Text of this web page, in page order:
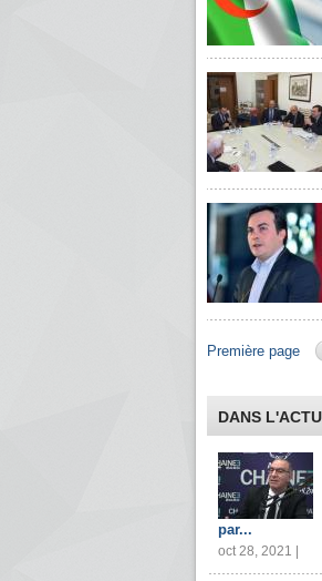
Pages
Première page
DANS
par...
oct 28, 2021 |